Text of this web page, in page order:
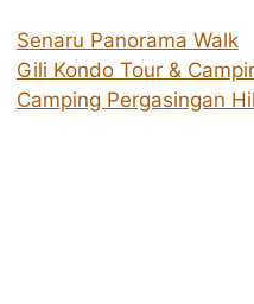
Senaru Panorama Walk
Gili Kondo Tour &
Camping Pergasingan